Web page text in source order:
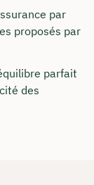
par
proposés par
parfait
des